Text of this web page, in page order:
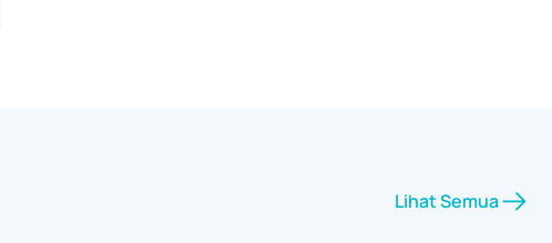
Lihat Semua